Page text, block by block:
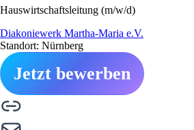
Hauswirtschaftsleitung (m/w/d)
Diakoniewerk Martha-Maria e.V.
Standort: Nürnberg
Jetzt bewerben